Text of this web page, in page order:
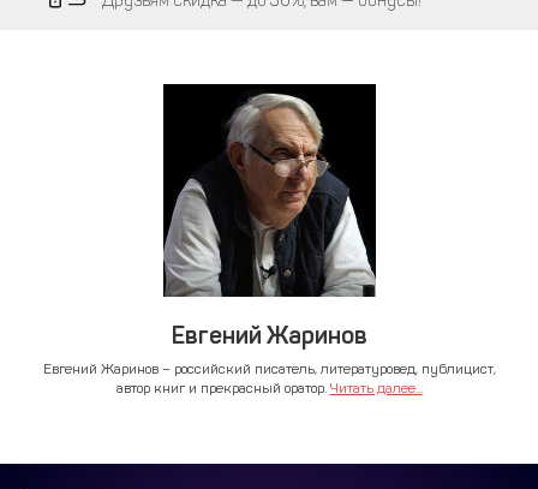
Евгений Жаринов
Евгений Жаринов – российский писатель, литературовед, публицист,
автор книг и прекрасный оратор. Читать далее...